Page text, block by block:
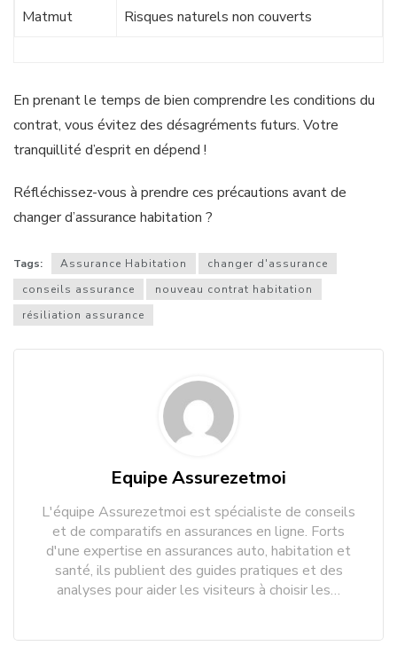
Matmut Risques naturels non couverts
En prenant le temps de bien comprendre les conditions du
contrat, vous évitez des désagréments futurs. Votre
tranquillité d’esprit en dépend !
Réfléchissez-vous à prendre ces précautions avant de
changer d’assurance habitation ?
Tags: Assurance Habitation
changer d'assurance
conseils assurance
nouveau contrat habitation
résiliation assurance
Equipe Assurezetmoi
L'équipe Assurezetmoi est spécialiste de conseils
et de comparatifs en assurances en ligne. Forts
d'une expertise en assurances auto, habitation et
santé, ils publient des guides pratiques et des
analyses pour aider les visiteurs à choisir les…